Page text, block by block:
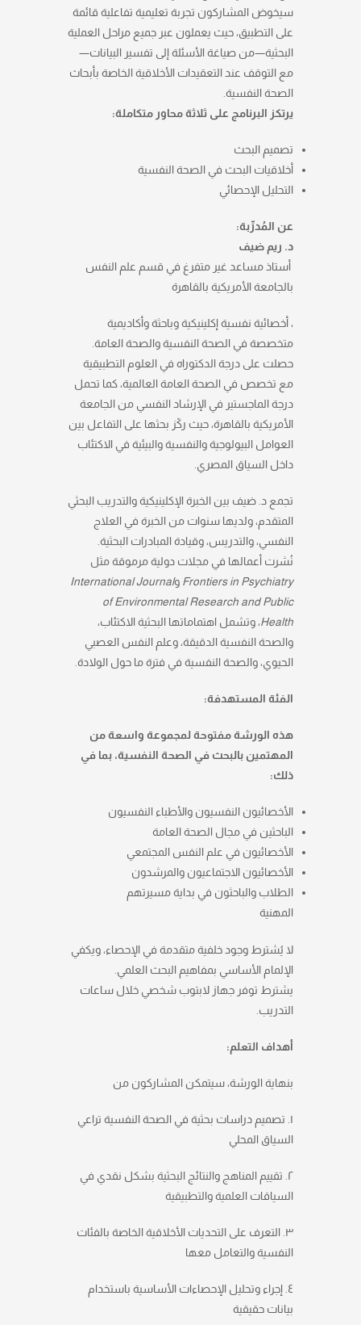
سيخوض المشاركون تجربة تعليمية تفاعلية قائمة
على التطبيق، حيث يعملون عبر جميع مراحل العملية
البحثية—من صياغة الأسئلة إلى تفسير البيانات—
مع التوقف عند التعقيدات الأخلاقية الخاصة بأبحاث
الصحة النفسية.
يرتكز البرنامج على ثلاثة محاور متكاملة:
تصميم البحث
أخلاقيات البحث في الصحة النفسية
التحليل الإحصائي
عن المُدرِّبة:
د. ريم ضيف
أستاذ مساعد غير متفرغ في قسم علم النفس
بالجامعة الأمريكية بالقاهرة
، أخصائية نفسية إكلينيكية وباحثة وأكاديمية
متخصصة في الصحة النفسية والصحة العامة.
حصلت على درجة الدكتوراه في العلوم التطبيقية
مع تخصص في الصحة العامة العالمية، كما تحمل
درجة الماجستير في الإرشاد النفسي من الجامعة
الأمريكية بالقاهرة، حيث ركّز بحثها على التفاعل بين
العوامل البيولوجية والنفسية والبيئية في الاكتئاب
داخل السياق المصري.
تجمع د. ضيف بين الخبرة الإكلينيكية والتدريب البحثي
المتقدم، ولديها سنوات من الخبرة في العلاج
النفسي، والتدريس، وقيادة المبادرات البحثية.
نُشرت أعمالها في مجلات دولية مرموقة مثل
Frontiers in Psychiatry وInternational Journal
of Environmental Research and Public
Health، وتشمل اهتماماتها البحثية الاكتئاب،
والصحة النفسية الدقيقة، وعلم النفس العصبي
الحيوي، والصحة النفسية في فترة ما حول الولادة.
الفئة المستهدفة:
هذه الورشة مفتوحة لمجموعة واسعة من
المهتمين بالبحث في الصحة النفسية، بما في
ذلك:
الأخصائيون النفسيون والأطباء النفسيون
الباحثين في مجال الصحة العامة
الأخصائيون في علم النفس المجتمعي
الأخصائيون الاجتماعيون والمرشدون
الطلاب والباحثون في بداية مسيرتهم
المهنية
لا يُشترط وجود خلفية متقدمة في الإحصاء، ويكفي
الإلمام الأساسي بمفاهيم البحث العلمي.
يشترط توفر جهاز لابتوب شخصي خلال ساعات
التدريب.
أهداف التعلم:
بنهاية الورشة، سيتمكن المشاركون من
١. تصميم دراسات بحثية في الصحة النفسية تراعي
السياق المحلي
٢. تقييم المناهج والنتائج البحثية بشكل نقدي في
السياقات العلمية والتطبيقية
٣. التعرف على التحديات الأخلاقية الخاصة بالفئات
النفسية والتعامل معها
٤. إجراء وتحليل الإحصاءات الأساسية باستخدام
بيانات حقيقية